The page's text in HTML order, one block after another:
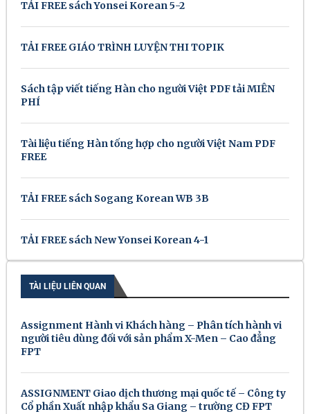
TẢI FREE sách Yonsei Korean 5-2
TẢI FREE GIÁO TRÌNH LUYỆN THI TOPIK
Sách tập viết tiếng Hàn cho người Việt PDF tải MIỄN
PHÍ
Tài liệu tiếng Hàn tống hợp cho người Việt Nam PDF
FREE
TẢI FREE sách Sogang Korean WB 3B
TẢI FREE sách New Yonsei Korean 4-1
TÀI LIỆU LIÊN QUAN
Assignment Hành vi Khách hàng – Phân tích hành vi
người tiêu dùng đối với sản phẩm X-Men – Cao đẳng
FPT
ASSIGNMENT Giao dịch thương mại quốc tế – Công ty
Cổ phần Xuất nhập khẩu Sa Giang – trường CĐ FPT